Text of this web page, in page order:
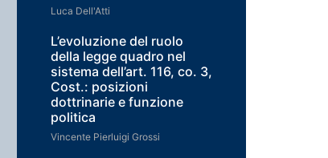
Luca Dell'Atti
L’evoluzione del ruolo
della legge quadro nel
sistema dell’art. 116, co. 3,
Cost.: posizioni
dottrinarie e funzione
politica
Vincente Pierluigi Grossi